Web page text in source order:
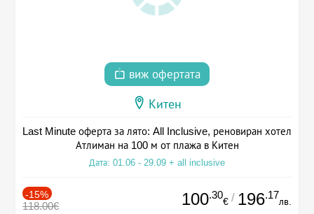
виж офертата
Китен
Last Minute оферта за лято: All Inclusive, реновиран хотел
Атлиман на 100 м от плажа в Китен
Дата: 01.06 - 29.09 + all inclusive
-15%
118.00€ 100.30
€ / 196.17
лв.